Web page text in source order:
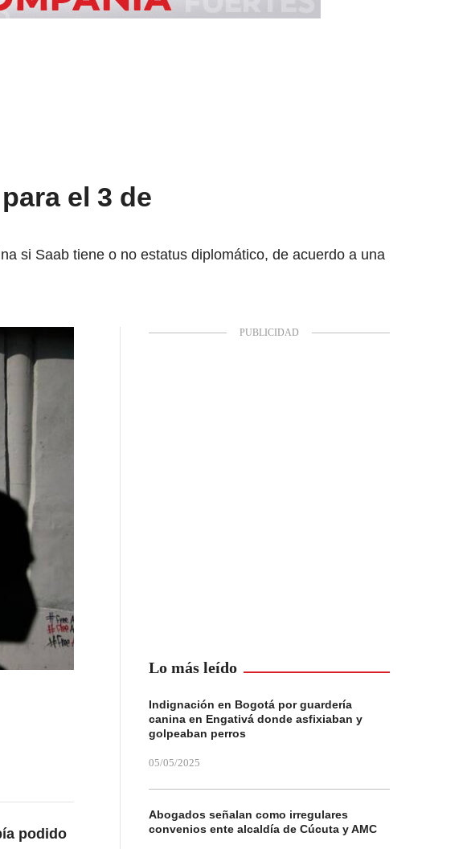
el 3 de
si Saab tiene o no estatus diplomático, de acuerdo a una
podido
Lo más leído
Indignación en Bogotá por guardería
canina en Engativá donde asfixiaban y
golpeaban perros
05/05/2025
Abogados señalan como irregulares
convenios ente alcaldía de Cúcuta y AMC